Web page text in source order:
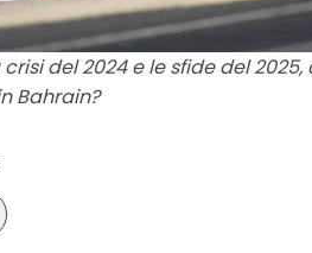
crisi del 2024 e le sfide del
Bahrain?